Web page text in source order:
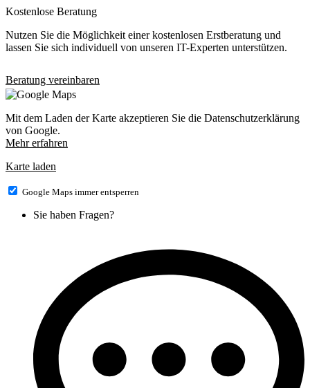
Kostenlose Beratung
Nutzen Sie die Möglichkeit einer kostenlosen Erstberatung und
lassen Sie sich individuell von unseren IT-Experten unterstützen.
Beratung vereinbaren
Mit dem Laden der Karte akzeptieren Sie die Datenschutzerklärung
von Google.
Mehr erfahren
Karte laden
Google Maps immer entsperren
Sie haben Fragen?